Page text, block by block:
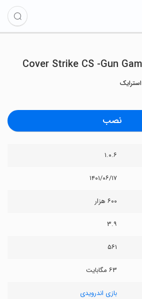
Cover Strike CS -Gun
نصب
۱.۰.۶
۱۴۰۱/۰۶/۱۷
۶۰۰ هزار
۳.۹
۵۶۱
۶۳ مگابایت
بازی اندرویدی